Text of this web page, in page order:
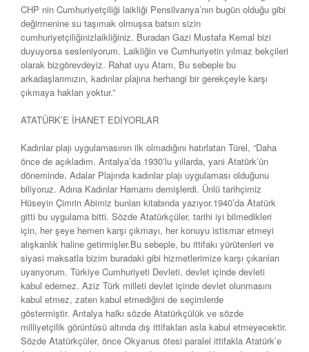
CHP nin Cumhuriyetçiliği laikliği Pensilvanya’nın bugün olduğu gibi
değirmenine su taşımak olmuşsa batsın sizin
cumhuriyetçiliğinizlaikliğiniz. Buradan Gazi Mustafa Kemal bizi
duyuyorsa sesleniyorum. Laikliğin ve Cumhuriyetin yılmaz bekçileri
olarak bizgörevdeyiz. Rahat uyu Atam, Bu sebeple bu
arkadaşlarımızın, kadınlar plajına herhangi bir gerekçeyle karşı
çıkmaya hakları yoktur.”
ATATÜRK’E İHANET EDİYORLAR
Kadınlar plajı uygulamasının ilk olmadığını hatırlatan Türel, “Daha
önce de açıkladım. Antalya’da 1930’lu yıllarda, yani Atatürk’ün
döneminde, Adalar Plajında kadınlar plajı uygulaması olduğunu
biliyoruz. Adına Kadınlar Hamamı demişlerdi. Ünlü tarihçimiz
Hüseyin Çimrin Abimiz bunları kitabında yazıyor.1940’da Atatürk
gitti bu uygulama bitti. Sözde Atatürkçüler, tarihi iyi bilmedikleri
için, her şeye hemen karşı çıkmayı, her konuyu istismar etmeyi
alışkanlık haline getirmişler.Bu sebeple, bu ittifakı yürütenleri ve
siyasi maksatla bizim buradaki gibi hizmetlerimize karşı çıkanları
uyarıyorum. Türkiye Cumhuriyeti Devleti, devlet içinde devleti
kabul edemez. Aziz Türk milleti devlet içinde devlet olunmasını
kabul etmez, zaten kabul etmediğini de seçimlerde
göstermiştir. Antalya halkı sözde Atatürkçülük ve sözde
milliyetçilik görüntüsü altında dış ittifakları asla kabul etmeyecektir.
Sözde Atatürkçüler, önce Okyanus ötesi paralel ittifakla Atatürk’e